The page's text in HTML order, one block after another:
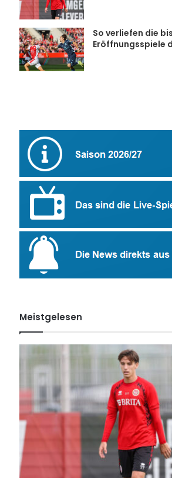
So verliefen die
Eröffnungsspiele
Meistgelesen